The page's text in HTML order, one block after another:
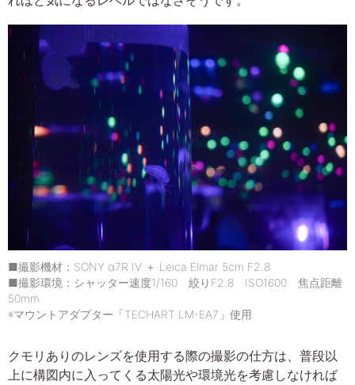
■撮影機材：SONY α7R IV ＋ Leica Elmar 5cm F2.8
■撮影環境：シャッター速度1/160 絞りF2.8 ISO1600 焦点距離
50mm
※マウントアダプター「TECHART LM-EA7」使用
クモリありのレンズを使用する際の撮影の仕方は、普段以
上に構図内に入ってくる太陽光や環境光を考慮しなければ